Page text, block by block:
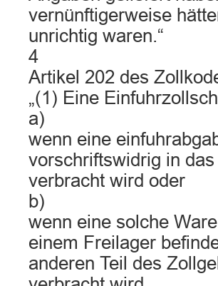
vernünftigerweise
unrichtig waren.“
4
Artikel 202 des
„(1) Eine
a)
wenn eine
vorschriftswidrig in
verbracht wird oder
b)
wenn eine solche
einem Freilager
anderen Teil des